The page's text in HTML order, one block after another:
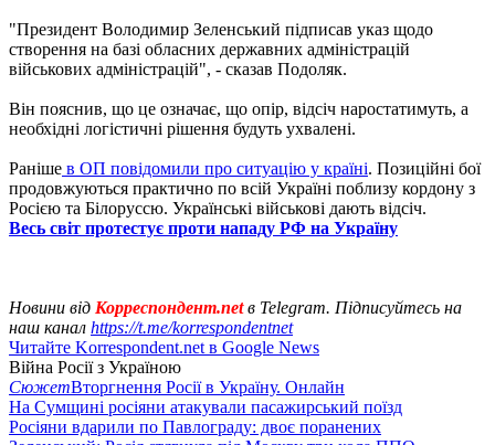
"Президент Володимир Зеленський підписав указ щодо
створення на базі обласних державних адміністрацій
військових адміністрацій", - сказав Подоляк.
Він пояснив, що це означає, що опір, відсіч наростатимуть, а
необхідні логістичні рішення будуть ухвалені.
Раніше в ОП повідомили про ситуацію у країні. Позиційні бої
продовжуються практично по всій Україні поблизу кордону з
Росією та Білоруссю. Українські військові дають відсіч.
Весь світ протестує проти нападу РФ на Україну
Новини від Корреспондент.netв Telegram. Підписуйтесь на
наш канал https://t.me/korrespondentnet
Читайте Korrespondent.net в Google News
Війна Росії з Україною
СюжетВторгнення Росії в Україну. Онлайн
На Сумщині росіяни атакували пасажирський поїзд
Росіяни вдарили по Павлограду: двоє поранених